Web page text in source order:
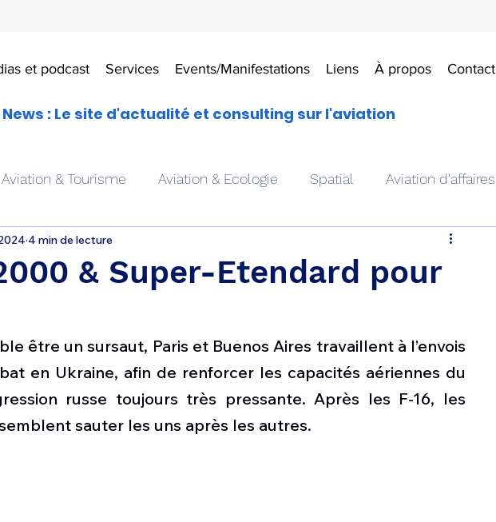
et podcast Services Events/Manifestations Liens À propos Contact
: Le site d'actualité et consulting sur l'aviation
Aviation & Tourisme Aviation & Ecologie Spatial Aviation d'affaires
Drones aériens Art & Aviation
Défense sol-air DSA Amphibie Drones Composante ESPACE
Global 6500 Fret aérien Salon Aéronautique de Dubaï 25
& Super-Etendard pour
4 min de lecture
être un sursaut, Paris et Buenos Aires travaillent à l’envois
en Ukraine, afin de renforcer les capacités aériennes du
russe toujours très pressante. Après les F-16, les
sauter les uns après les autres.